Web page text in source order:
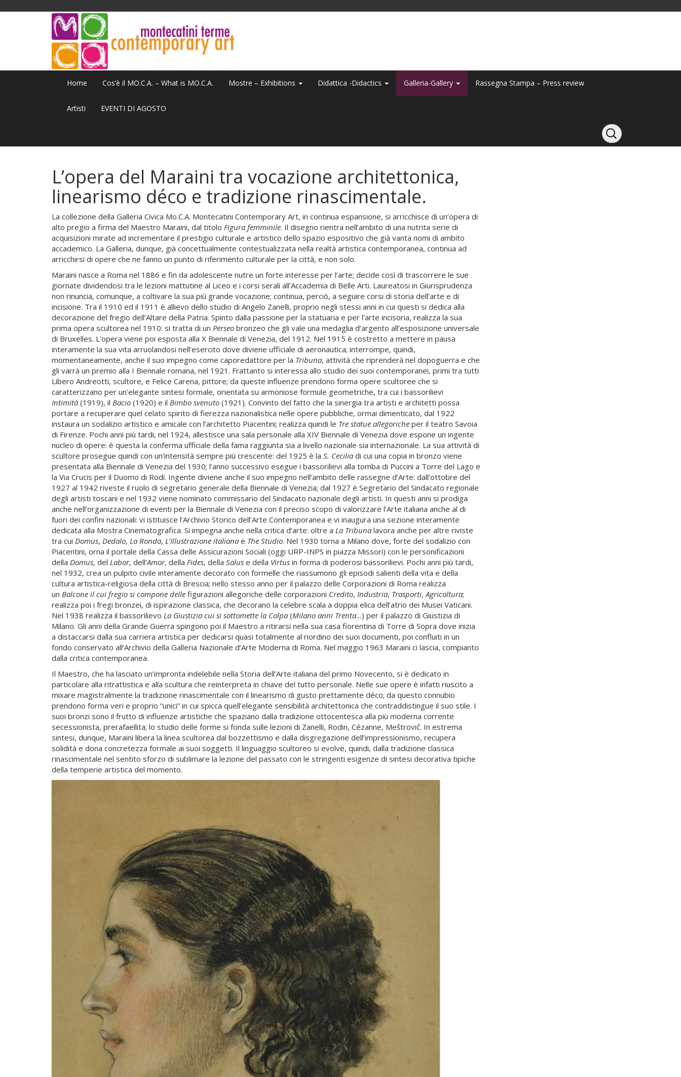
Home Cos’è il MO.C.A. – What is MO.C.A. Mostre – Exhibitions Didattica -Didactics Galleria-Gallery Rassegna Stampa – Press review
Artisti EVENTI DI AGOSTO
L’opera del Maraini tra vocazione architettonica,
linearismo déco e tradizione rinascimentale.
La collezione della Galleria Civica Mo.C.A. Montecatini Contemporary Art, in continua espansione, si arricchisce di un’opera di
alto pregio a firma del Maestro Maraini, dal titolo Figura femminile. Il disegno rientra nell’ambito di una nutrita serie di
acquisizioni mirate ad incrementare il prestigio culturale e artistico dello spazio espositivo che già vanta nomi di ambito
accademico. La Galleria, dunque, già concettualmente contestualizzata nella realtà artistica contemporanea, continua ad
arricchirsi di opere che ne fanno un punto di riferimento culturale per la città, e non solo.
Maraini nasce a Roma nel 1886 e fin da adolescente nutre un forte interesse per l’arte; decide così di trascorrere le sue
giornate dividendosi tra le lezioni mattutine al Liceo e i corsi serali all’Accademia di Belle Arti. Laureatosi in Giurisprudenza
non rinuncia, comunque, a coltivare la sua più grande vocazione; continua, perciò, a seguire corsi di storia dell’arte e di
incisione. Tra il 1910 ed il 1911 è allievo dello studio di Angelo Zanelli, proprio negli stessi anni in cui questi si dedica alla
decorazione del fregio dell’Altare della Patria. Spinto dalla passione per la statuaria e per l’arte incisoria, realizza la sua
prima opera scultorea nel 1910: si tratta di un Perseo bronzeo che gli vale una medaglia d’argento all’esposizione universale
di Bruxelles. L’opera viene poi esposta alla X Biennale di Venezia, del 1912. Nel 1915 è costretto a mettere in pausa
interamente la sua vita arruolandosi nell’esercito dove diviene ufficiale di aeronautica; interrompe, quindi,
momentaneamente, anche il suo impegno come caporedattore per la Tribuna, attività che riprenderà nel dopoguerra e che
gli varrà un premio alla I Biennale romana, nel 1921. Frattanto si interessa allo studio dei suoi contemporanei, primi tra tutti
Libero Andreotti, scultore, e Felice Carena, pittore; da queste influenze prendono forma opere scultoree che si
caratterizzano per un’elegante sintesi formale, orientata su armoniose formule geometriche, tra cui i bassorilievi
Intimità (1919), il Bacio (1920) e il Bimbo svenuto (1921). Convinto del fatto che la sinergia tra artisti e architetti possa
portare a recuperare quel celato spirito di fierezza nazionalistica nelle opere pubbliche, ormai dimenticato, dal 1922
instaura un sodalizio artistico e amicale con l’architetto Piacentini; realizza quindi le Tre statue allegoriche per il teatro Savoia
di Firenze. Pochi anni più tardi, nel 1924, allestisce una sala personale alla XIV Biennale di Venezia dove espone un ingente
nucleo di opere: è questa la conferma ufficiale della fama raggiunta sia a livello nazionale sia internazionale. La sua attività di
scultore prosegue quindi con un’intensità sempre più crescente: del 1925 è la S. Cecilia di cui una copia in bronzo viene
presentata alla Biennale di Venezia del 1930; l’anno successivo esegue i bassorilievi alla tomba di Puccini a Torre del Lago e
la Via Crucis per il Duomo di Rodi. Ingente diviene anche il suo impegno nell’ambito delle rassegne d’Arte: dall’ottobre del
1927 al 1942 riveste il ruolo di segretario generale della Biennale di Venezia; dal 1927 è Segretario del Sindacato regionale
degli artisti toscani e nel 1932 viene nominato commissario del Sindacato nazionale degli artisti. In questi anni si prodiga
anche nell’organizzazione di eventi per la Biennale di Venezia con il preciso scopo di valorizzare l’Arte italiana anche al di
fuori dei confini nazionali: vi istituisce l’Archivio Storico dell’Arte Contemporanea e vi inaugura una sezione interamente
dedicata alla Mostra Cinematografica. Si impegna anche nella critica d’arte: oltre a La Tribuna lavora anche per altre riviste
tra cui Domus, Dedalo, La Ronda, L’Illustrazione italiana e The Studio. Nel 1930 torna a Milano dove, forte del sodalizio con
Piacentini, orna il portale della Cassa delle Assicurazioni Sociali (oggi URP-INPS in piazza Missori) con le personificazioni
della Domus, del Labor, dell’Amor, della Fides, della Salus e della Virtus in forma di poderosi bassorilievi. Pochi anni più tardi,
nel 1932, crea un pulpito civile interamente decorato con formelle che riassumono gli episodi salienti della vita e della
cultura artistica-religiosa della città di Brescia; nello stesso anno per il palazzo delle Corporazioni di Roma realizza
un Balcone il cui fregio si compone delle figurazioni allegoriche delle corporazioni Credito, Industria, Trasporti, Agricoltura;
realizza poi i fregi bronzei, di ispirazione classica, che decorano la celebre scala a doppia elica dell’atrio dei Musei Vaticani.
Nel 1938 realizza il bassorilievo La Giustizia cui si sottomette la Colpa (Milano anni Trenta…) per il palazzo di Giustizia di
Milano. Gli anni della Grande Guerra spingono poi il Maestro a ritirarsi nella sua casa fiorentina di Torre di Sopra dove inizia
a distaccarsi dalla sua carriera artistica per dedicarsi quasi totalmente al riordino dei suoi documenti, poi confluiti in un
fondo conservato all’Archivio della Galleria Nazionale d’Arte Moderna di Roma. Nel maggio 1963 Maraini ci lascia, compianto
dalla critica contemporanea.
Il Maestro, che ha lasciato un’impronta indelebile nella Storia dell’Arte italiana del primo Novecento, si è dedicato in
particolare alla ritrattistica e alla scultura che reinterpreta in chiave del tutto personale. Nelle sue opere è infatti riuscito a
mixare magistralmente la tradizione rinascimentale con il linearismo di gusto prettamente déco; da questo connubio
prendono forma veri e proprio “unici” in cui spicca quell’elegante sensibilità architettonica che contraddistingue il suo stile. I
suoi bronzi sono il frutto di influenze artistiche che spaziano dalla tradizione ottocentesca alla più moderna corrente
secessionista, prerafaellita; lo studio delle forme si fonda sulle lezioni di Zanelli, Rodin, Cézanne, Meštrovič. In estrema
sintesi, dunque, Maraini libera la linea scultorea dal bozzettismo e dalla disgregazione dell’impressionismo, recupera
solidità e dona concretezza formale ai suoi soggetti. Il linguaggio scultoreo si evolve, quindi, dalla tradizione classica
rinascimentale nel sentito sforzo di sublimare la lezione del passato con le stringenti esigenze di sintesi decorativa tipiche
della temperie artistica del momento.